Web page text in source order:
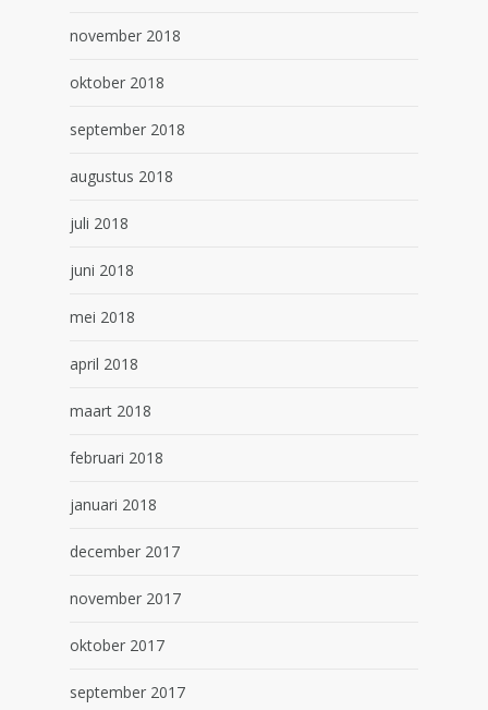
november 2018
oktober 2018
september 2018
augustus 2018
juli 2018
juni 2018
mei 2018
april 2018
maart 2018
februari 2018
januari 2018
december 2017
november 2017
oktober 2017
september 2017